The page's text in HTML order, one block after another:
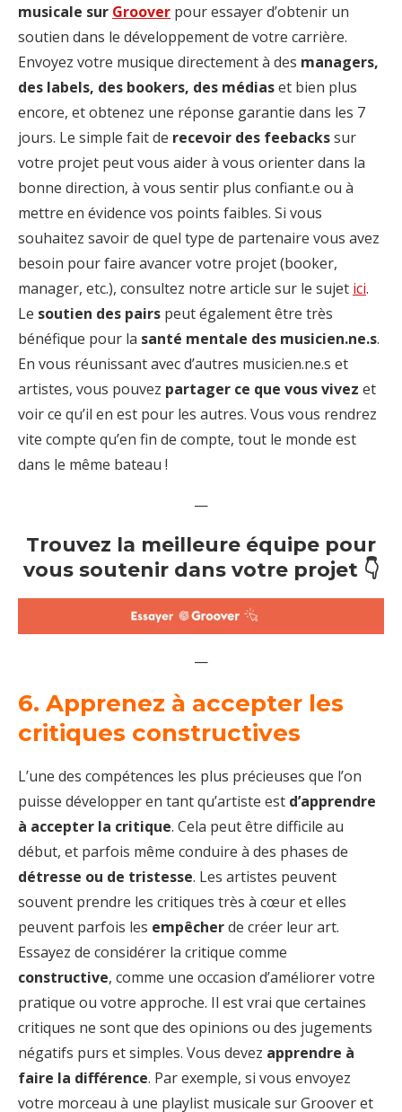
musicale sur Groover pour essayer d’obtenir un
soutien dans le développement de votre carrière.
Envoyez votre musique directement à des managers,
des labels, des bookers, des médiaset bien plus
encore, et obtenez une réponse garantie dans les 7
jours. Le simple fait de recevoir des feebackssur
votre projet peut vous aider à vous orienter dans la
bonne direction, à vous sentir plus confiant.e ou à
mettre en évidence vos points faibles. Si vous
souhaitez savoir de quel type de partenaire vous avez
besoin pour faire avancer votre projet (booker,
manager, etc.), consultez notre article sur le sujet ici.
Le soutien des pairs peut également être très
bénéfique pour la santé mentale des musicien.ne.s.
En vous réunissant avec d’autres musicien.ne.s et
artistes, vous pouvez partager ce que vous vivez et
voir ce qu’il en est pour les autres. Vous vous rendrez
vite compte qu’en fin de compte, tout le monde est
dans le même bateau !
—
Trouvez la meilleure équipe pour
vous soutenir dans votre projet 👇
—
6. Apprenez à accepter les
critiques constructives
L’une des compétences les plus précieuses que l’on
puisse développer en tant qu’artiste est d’apprendre
à accepter la critique. Cela peut être difficile au
début, et parfois même conduire à des phases de
détresse ou de tristesse. Les artistes peuvent
souvent prendre les critiques très à cœur et elles
peuvent parfois les empêcherde créer leur art.
Essayez de considérer la critique comme
constructive, comme une occasion d’améliorer votre
pratique ou votre approche. Il est vrai que certaines
critiques ne sont que des opinions ou des jugements
négatifs purs et simples. Vous devez apprendre à
faire la différence. Par exemple, si vous envoyez
votre morceau à une playlist musicale sur Groover et